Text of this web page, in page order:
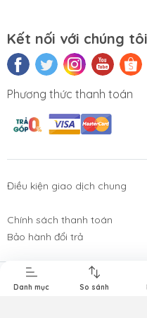
Nghe
Kết nối với chúng tôi
Phương thức thanh toán
Điều kiện giao dịch chung
Chính sách thanh toán
Bảo hành đổi trả
Bản quyền thuộc về
Danh mục So sánh